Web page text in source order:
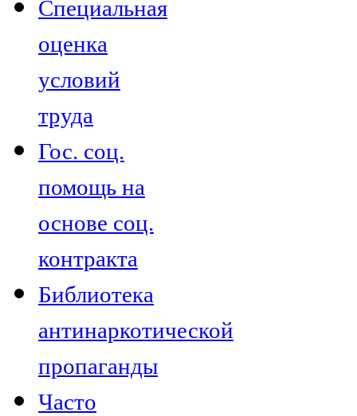
Специальная
оценка
условий
труда
Гос. соц.
помощь на
основе соц.
контракта
Библиотека
антинаркотической
пропаганды
Часто